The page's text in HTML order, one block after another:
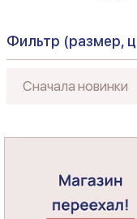
Фильтр (размер,